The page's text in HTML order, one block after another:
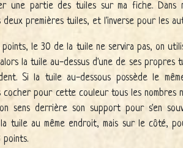
une partie des tuiles sur ma fiche. Dans
premières tuiles, et l'inverse pour les
le 30 de la tuile ne servira pas, on
la tuile au-dessus d'une de ses propres
Si la tuile au-dessous possède le
pour cette couleur tous les nombres
sens derrière son support pour s'en
tuile au même endroit, mais sur le côté,
points.